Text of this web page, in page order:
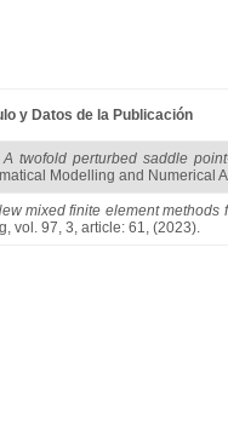
y Datos de la Publicación
A twofold perturbed saddle
Modelling and Numerical
mixed finite element methods
vol. 97, 3, article: 61, (2023).